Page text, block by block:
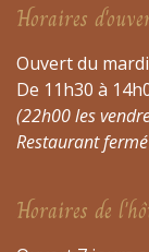
Horaires
Ouvert du
De 11h30 à
(22h00 les
Restaurant
Horaires de